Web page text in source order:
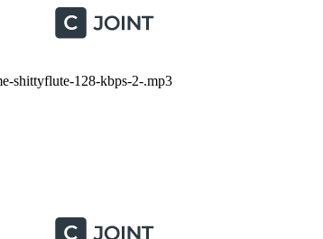
shittyflute-128-kbps-2-.mp3